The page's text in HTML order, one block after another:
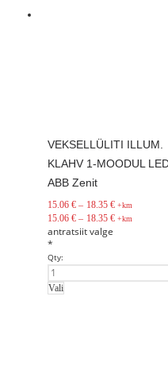
VEKSELLÜLITI ILLUM.
KLAHV 1-MOODUL
ABB Zenit
15.06€ – 18.35 € +km
15.06€ – 18.35 € +km
antratsiitvalge
*
Qty:
Vali